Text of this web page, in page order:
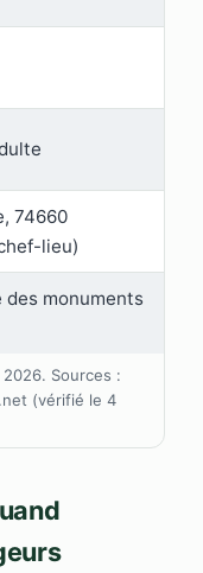
Sources :
(vérifié le 4
74660
lieu)
monuments